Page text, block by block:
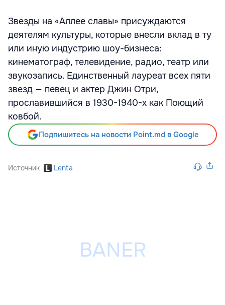
Звезды на «Аллее славы» присуждаются
деятелям культуры, которые внесли вклад в ту
или иную индустрию шоу-бизнеса:
кинематограф, телевидение, радио, театр или
звукозапись. Единственный лауреат всех пяти
звезд — певец и актер Джин Отри,
прославившийся в 1930-1940-х как Поющий
ковбой.
Подпишитесь на новости Point.md в Google
Источник Lenta